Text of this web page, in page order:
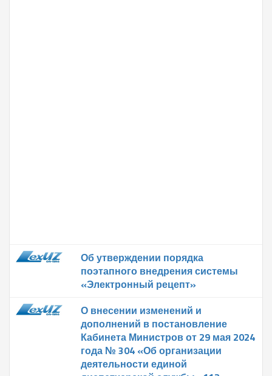
Об утверждении порядка
поэтапного внедрения системы
«Электронный рецепт»
О внесении изменений и
дополнений в постановление
Кабинета Министров от 29 мая 2024
года № 304 «Об организации
деятельности единой